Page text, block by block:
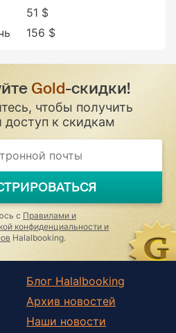
51 $
156 $
Gold-скидки!
чтобы получить
доступ к скидкам
с Правилами и
конфиденциальности и
Halalbooking.
Блог Halalbooking
Архив новостей
Наши новости